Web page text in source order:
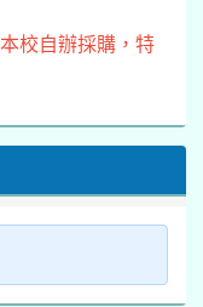
校自辦採購，特